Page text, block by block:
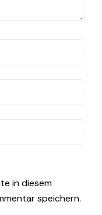
in diesem
speichern.